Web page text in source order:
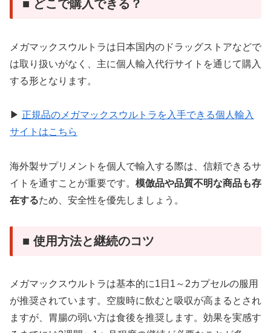
■ どこで購入できる？
メガマックスウルトラは日本国内のドラッグストアなどで
は取り扱いがなく、主に個人輸入代行サイトを通じて購入
する形となります。
▶︎ 正規品のメガマックスウルトラを入手できる個人輸入
サイトはこちら
海外製サプリメントを個人で輸入する際は、信頼できるサ
イトを通すことが重要です。 模倣品や品質不明な商品も存
在するため、安全性を優先しましょう。
■ 使用方法と継続のコツ
メガマックスウルトラは基本的に1日1～2カプセルの服用
が推奨されています。空腹時に飲むと吸収が高まるとされ
ますが、胃腸の弱い方は食後を推奨します。効果を実感す